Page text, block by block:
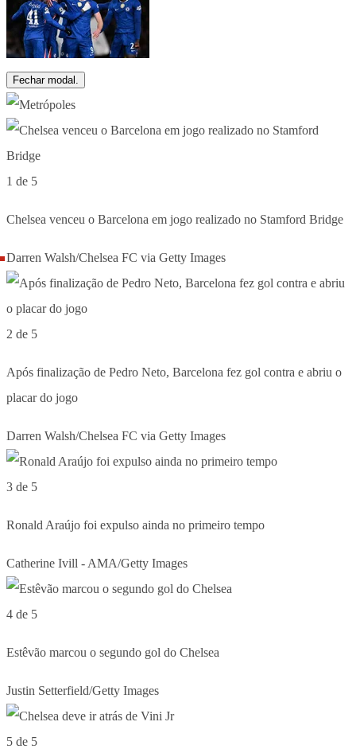
Fechar modal.
1 de 5
Chelsea venceu o Barcelona em jogo realizado no Stamford Bridge
Darren Walsh/Chelsea FC via Getty Images
2 de 5
Após finalização de Pedro Neto, Barcelona fez gol contra e abriu o
placar do jogo
Darren Walsh/Chelsea FC via Getty Images
3 de 5
Ronald Araújo foi expulso ainda no primeiro tempo
Catherine Ivill - AMA/Getty Images
4 de 5
Estêvão marcou o segundo gol do Chelsea
Justin Setterfield/Getty Images
5 de 5